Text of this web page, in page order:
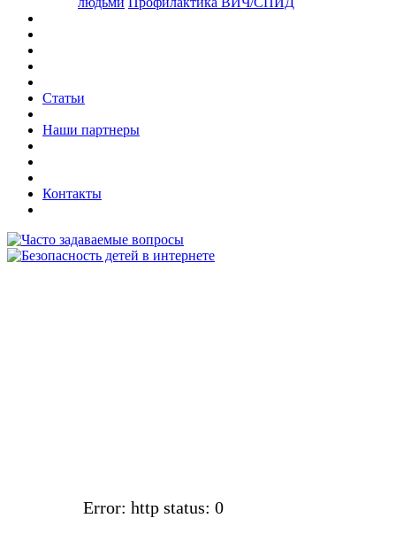
Статьи
Наши партнеры
Контакты
Error: http status: 0